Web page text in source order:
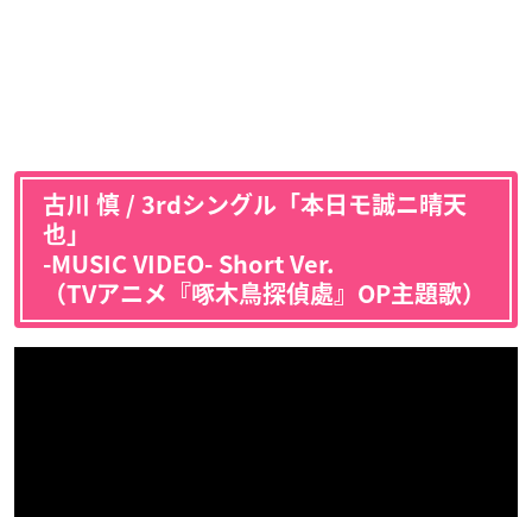
古川 慎 / 3rdシングル「本日モ誠ニ晴天
也」
-MUSIC VIDEO- Short Ver.
（TVアニメ『啄木鳥探偵處』OP主題歌）